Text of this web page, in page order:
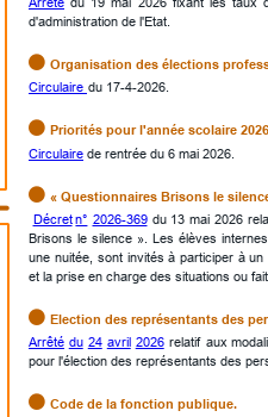
d'administration de l'Etat.
 Organisation des élections
Circulaire du 17-4-2026.
 Priorités pour l'année scolaire
Circulaire de rentrée du 6 mai 2026.
 « Questionnaires Brisons le
Décret n° 2026-369 du 13 mai 2026
Brisons le silence ». Les élèves internes
une nuitée, sont invités à participer à un
et la prise en charge des situations ou
 Election des représentants des
Arrêté du 24 avril 2026 relatif aux
pour l'élection des représentants des
 Code de la fonction publique.